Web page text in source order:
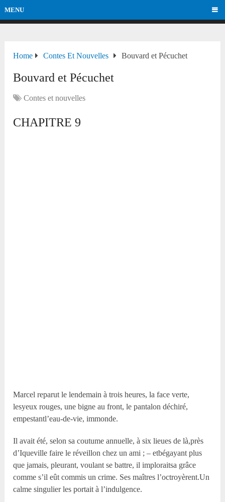
MENU
Home Contes Et Nouvelles Bouvard et Pécuchet
Bouvard et Pécuchet
Contes et nouvelles
CHAPITRE 9
Marcel reparut le lendemain à trois heures, la face verte,
lesyeux rouges, une bigne au front, le pantalon déchiré,
empestantl’eau-de-vie, immonde.
Il avait été, selon sa coutume annuelle, à six lieues de là,près
d’Iqueville faire le réveillon chez un ami ; – etbégayant plus
que jamais, pleurant, voulant se battre, il imploraitsa grâce
comme s’il eût commis un crime. Ses maîtres l’octroyèrent.Un
calme singulier les portait à l’indulgence.